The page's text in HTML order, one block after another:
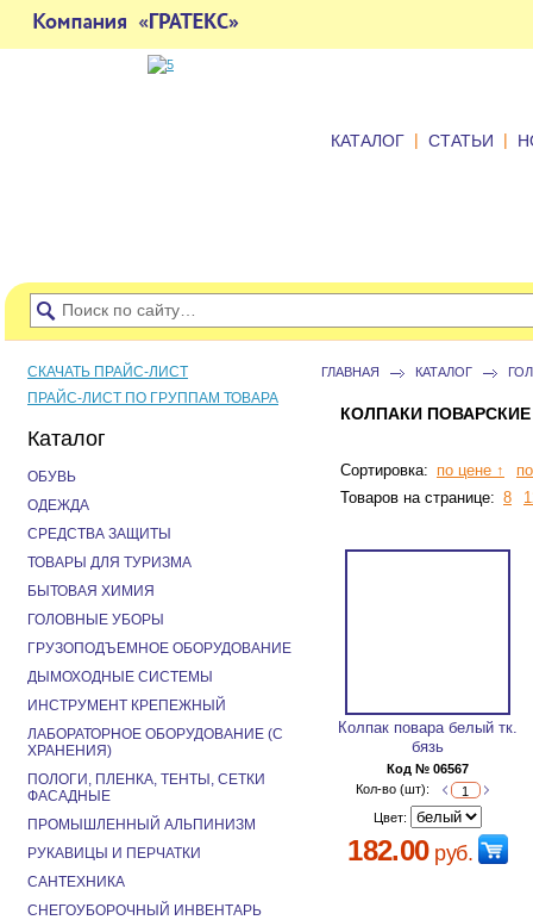
КАТАЛОГ | СТАТЬИ |
ГЛАВНАЯ КАТАЛОГ
КОЛПАКИ ПОВАРСКИЕ
Сортировка: по цене ↑
Товаров на странице: 8
Колпак повара белый тк.
бязь
Код № 06567
Кол-во (шт):
Цвет:
182.00руб.
СКАЧАТЬ ПРАЙС-ЛИСТ
ПРАЙС-ЛИСТ ПО ГРУППАМ ТОВАРА
Каталог
ОБУВЬ
ОДЕЖДА
СРЕДСТВА ЗАЩИТЫ
ТОВАРЫ ДЛЯ ТУРИЗМА
БЫТОВАЯ ХИМИЯ
ГОЛОВНЫЕ УБОРЫ
ГРУЗОПОДЪЕМНОЕ ОБОРУДОВАНИЕ
ДЫМОХОДНЫЕ СИСТЕМЫ
ИНСТРУМЕНТ КРЕПЕЖНЫЙ
ЛАБОРАТОРНОЕ ОБОРУДОВАНИЕ (С
ХРАНЕНИЯ)
ПОЛОГИ, ПЛЕНКА, ТЕНТЫ, СЕТКИ
ФАСАДНЫЕ
ПРОМЫШЛЕННЫЙ АЛЬПИНИЗМ
РУКАВИЦЫ И ПЕРЧАТКИ
САНТЕХНИКА
СНЕГОУБОРОЧНЫЙ ИНВЕНТАРЬ